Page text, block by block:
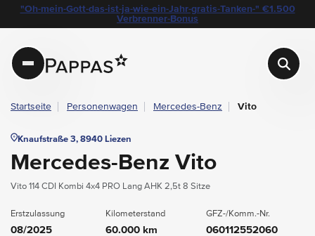
Navigation überspringen
Zum Hauptcontent
Zur Hauptnavigation springen
layout.table-of-content
Technische Daten
Fahrzeugausstattung
Leasing
Beispielangebot
Standort & Ansprechpartner
Das könnte Sie auch interessieren
Angebote & Aktionen bei Pappas
"Oh-mein-Gott-das-ist-ja-wie-ein-Jahr-gratis-Tanken-" €1.500
Verbrenner-Bonus
Pappas
Startseite Personenwagen Mercedes-Benz Vito
Knaufstraße 3, 8940 Liezen
Mercedes-Benz Vito
Vito 114 CDI Kombi 4x4 PRO Lang AHK 2,5t 8 Sitze
Erstzulassung
08/2025
Kilometerstand
60.000 km
GFZ-/Komm.-Nr.
060112552060